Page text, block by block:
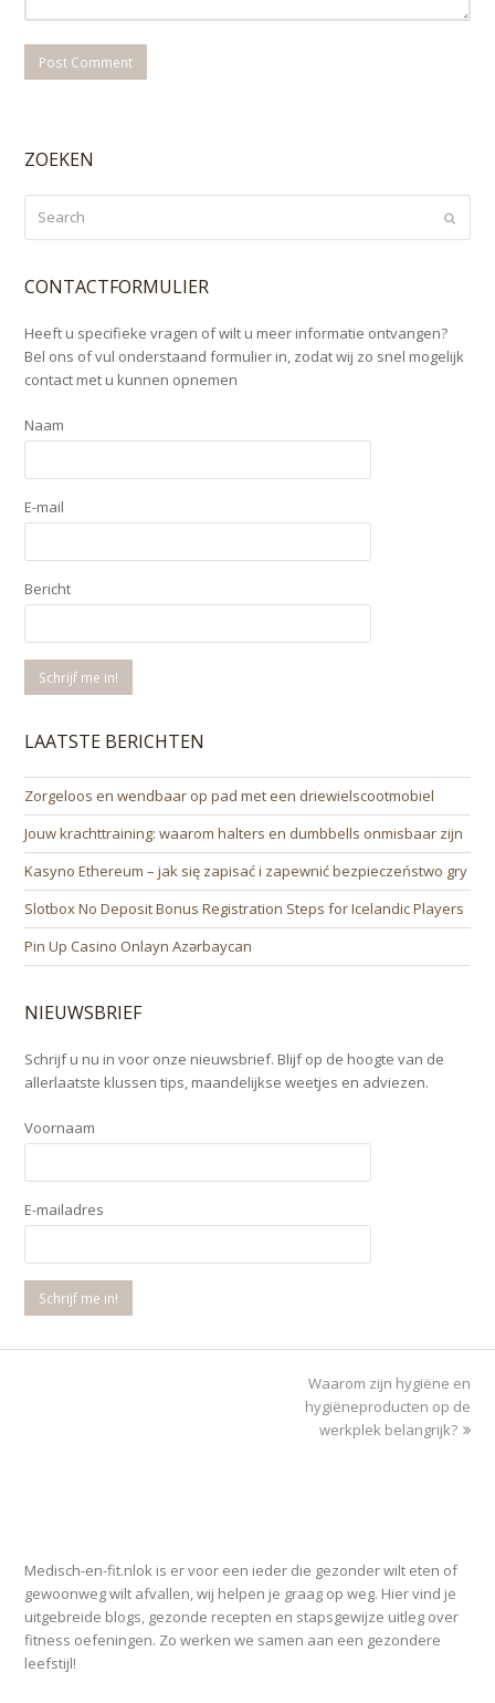
ZOEKEN
CONTACTFORMULIER
Heeft u specifieke vragen of wilt u meer informatie ontvangen?
Bel ons of vul onderstaand formulier in, zodat wij zo snel mogelijk
contact met u kunnen opnemen
Naam
E-mail
Bericht
LAATSTE BERICHTEN
Zorgeloos en wendbaar op pad met een driewielscootmobiel
Jouw krachttraining: waarom halters en dumbbells onmisbaar zijn
Kasyno Ethereum – jak się zapisać i zapewnić bezpieczeństwo gry
Slotbox No Deposit Bonus Registration Steps for Icelandic Players
Pin Up Casino Onlayn Azərbaycan
NIEUWSBRIEF
Schrijf u nu in voor onze nieuwsbrief. Blijf op de hoogte van de
allerlaatste klussen tips, maandelijkse weetjes en adviezen.
Voornaam
E-mailadres
next
post:
Waarom zijn hygiëne en
hygiëneproducten op de
werkplek belangrijk?
Medisch-en-fit.nlok is er voor een ieder die gezonder wilt eten of
gewoonweg wilt afvallen, wij helpen je graag op weg. Hier vind je
uitgebreide blogs, gezonde recepten en stapsgewijze uitleg over
fitness oefeningen. Zo werken we samen aan een gezondere
leefstijl!